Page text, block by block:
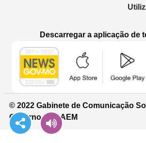
Descarregar a aplicação de
© 2022 Gabinete de Comunicação
Governo da RAEM